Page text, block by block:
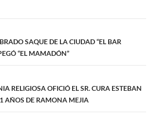
SAQUE DE LA CIUDAD “EL BAR
“EL MAMADÓN”
RELIGIOSA OFICIÓ EL SR. CURA ESTEBAN
AÑOS DE RAMONA MEJIA